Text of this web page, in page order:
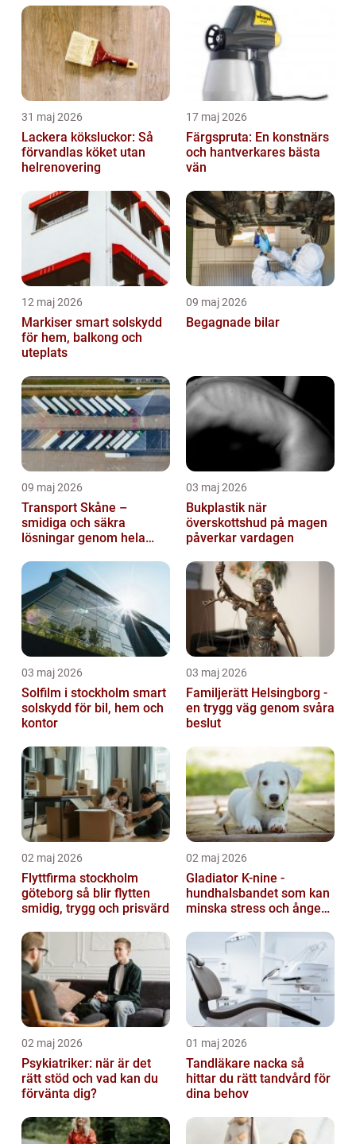
31 maj 2026
Lackera köksluckor: Så
förvandlas köket utan
helrenovering
17 maj 2026
Färgspruta: En konstnärs
och hantverkares bästa
vän
12 maj 2026
Markiser smart solskydd
för hem, balkong och
uteplats
09 maj 2026
Begagnade bilar
09 maj 2026
Transport Skåne –
smidiga och säkra
lösningar genom hela
03 maj 2026
Bukplastik när
överskottshud på magen
påverkar vardagen
03 maj 2026
Solfilm i stockholm smart
solskydd för bil, hem och
kontor
03 maj 2026
Familjerätt Helsingborg -
en trygg väg genom svåra
beslut
02 maj 2026
Flyttfirma stockholm
göteborg så blir flytten
smidig, trygg och prisvärd
02 maj 2026
Gladiator K-nine -
hundhalsbandet som kan
minska stress och ångest
02 maj 2026
Psykiatriker: när är det
rätt stöd och vad kan du
förvänta dig?
01 maj 2026
Tandläkare nacka så
hittar du rätt tandvård för
dina behov